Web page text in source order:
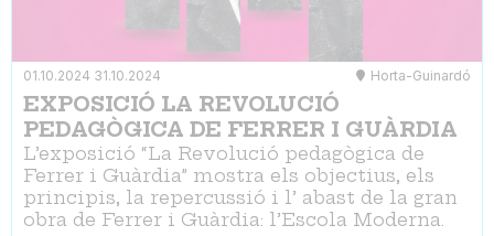
01.10.2024 31.10.2024 Horta-Guinardó
EXPOSICIÓ LA REVOLUCIÓ
PEDAGÒGICA DE FERRER I GUÀRDIA
L’exposició “La Revolució pedagògica de
Ferrer i Guàrdia” mostra els objectius, els
principis, la repercussió i l’ abast de la gran
obra de Ferrer i Guàrdia: l’Escola Moderna.